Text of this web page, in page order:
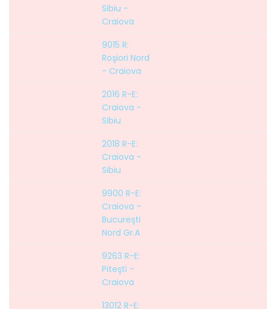
Sibiu -
Craiova
9015 R:
Roşiori Nord
- Craiova
2016 R-E:
Craiova -
Sibiu
2018 R-E:
Craiova -
Sibiu
9900 R-E:
Craiova -
Bucureşti
Nord Gr.A
9263 R-E:
Piteşti -
Craiova
13012 R-E: